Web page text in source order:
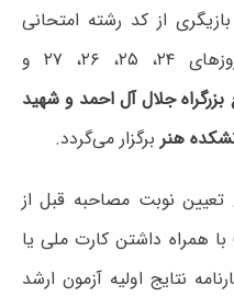
از کد رشته امتحانی
۱۳۵۷ مطابق جدول ذیل در روزهای ۲۴، ۲۵، ۲۶، ۲۷ و
بزرگراه جلال آل احمد و شهید
هنر برگزار می‌گردد.
تعیین نوبت مصاحبه قبل از
۸:۰۰ صبح (از ساعت ۷:۳۰) با همراه داشتن کارت ملی یا
نتایج اولیه آزمون ارشد